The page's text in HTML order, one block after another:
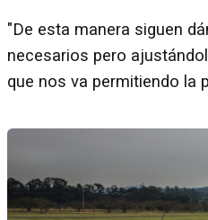
"De esta manera siguen
necesarios pero
que nos va permitiendo la